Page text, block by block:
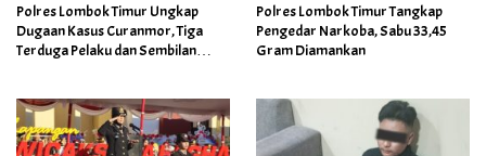
Polres Lombok Timur Ungkap
Dugaan Kasus Curanmor, Tiga
Terduga Pelaku dan Sembilan
Polres Lombok Timur Tangkap
Pengedar Narkoba, Sabu 33,45
Gram Diamankan